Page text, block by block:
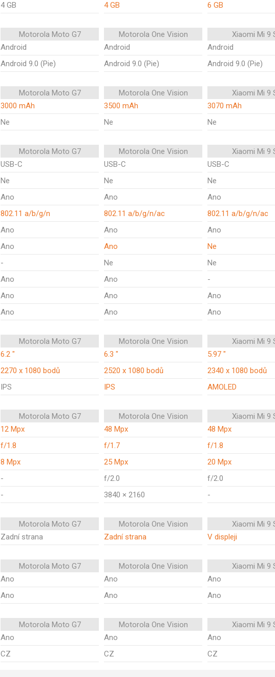
4 GB 4 GB 6 GB
Motorola Moto G7 Motorola One Vision
Xiaomi Mi 9
Android Android
Android
Android 9.0 (Pie) Android 9.0 (Pie) Android 9.0 (Pie)
Motorola Moto G7 Motorola One Vision
Xiaomi Mi 9
3000 mAh 3500 mAh
3070 mAh
Ne Ne Ne
Motorola Moto G7 Motorola One Vision
Xiaomi Mi 9
USB-C USB-C
USB-C
Ne Ne
Ne
Ano Ano
Ano
802.11 a/b/g/n 802.11 a/b/g/n/ac
802.11 a/b/g/n/ac
Ano Ano
Ano
Ano Ano
Ne
- Ne
Ne
Ano Ano
-
Ano Ano
Ano
Ano Ano Ano
Motorola Moto G7 Motorola One Vision
Xiaomi Mi 9
6.2 " 6.3 "
5.97 "
2270 x 1080 bodů 2520 x 1080 bodů
2340 x 1080 bodů
IPS IPS AMOLED
Motorola Moto G7 Motorola One Vision
Xiaomi Mi 9
12 Mpx 48 Mpx
48 Mpx
f/1.8 f/1.7
f/1.8
8 Mpx 25 Mpx
20 Mpx
- f/2.0
f/2.0
- 3840 × 2160 -
Motorola Moto G7 Motorola One Vision
Xiaomi Mi 9
Zadní strana Zadní strana V displeji
Motorola Moto G7 Motorola One Vision
Xiaomi Mi 9
Ano Ano
Ano
Ano Ano Ano
Motorola Moto G7 Motorola One Vision
Xiaomi Mi 9
Ano Ano
Ano
CZ CZ CZ